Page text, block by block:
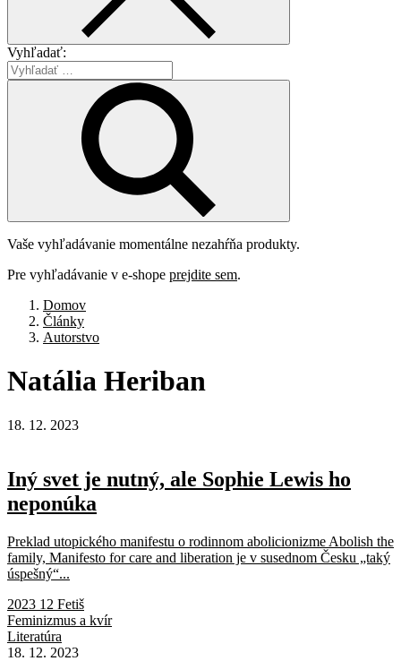
Vyhľadať:
Vaše vyhľadávanie momentálne nezahŕňa produkty.
Pre vyhľadávanie v e-shope prejdite sem.
Domov
Články
Autorstvo
Natália Heriban
18. 12. 2023
Iný svet je nutný, ale Sophie Lewis ho
neponúka
Preklad utopického manifestu o rodinnom abolicionizme Abolish the
family, Manifesto for care and liberation je v susednom Česku „taký
úspešný“...
2023 12 Fetiš
Feminizmus a kvír
Literatúra
18. 12. 2023